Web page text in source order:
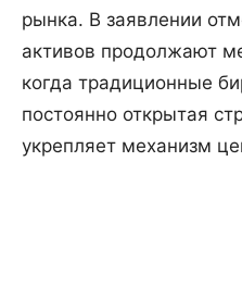
рынка. В заявлении
активов продолжают
когда традиционные
постоянно открытая
укрепляет механизм